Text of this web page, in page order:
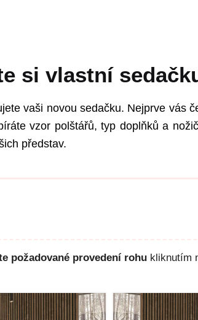
si vlastní
vaši novou sedačku. Nejprve vás
vzor polštářů, typ doplňků a
představ.
požadované provedení rohu kliknutím